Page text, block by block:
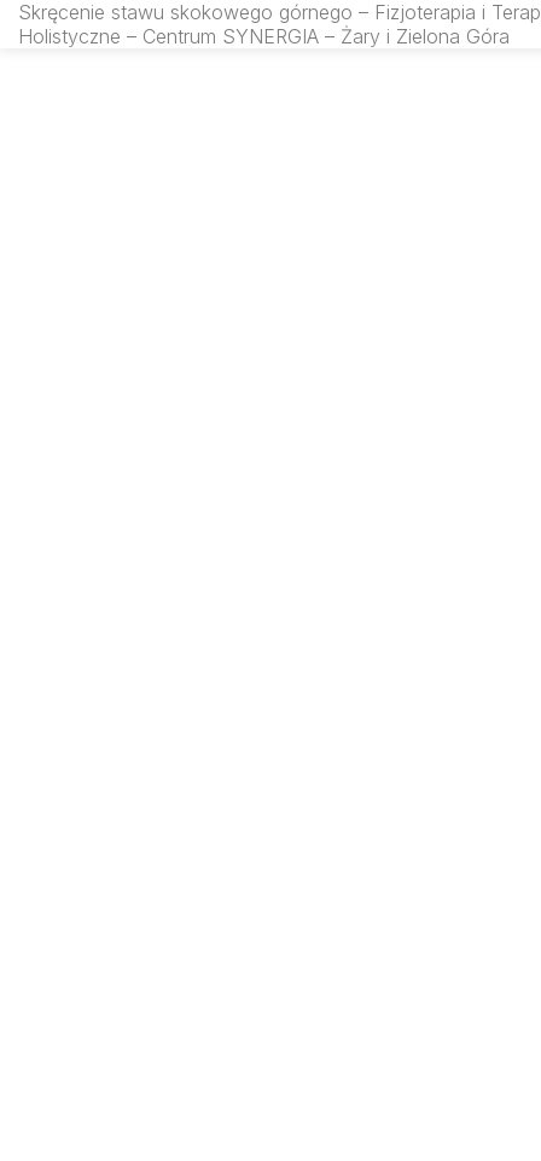
rfmsynergia.pl
Skręcenie stawu skokowego górnego – Fizjoterapia i
Holistyczne – Centrum SYNERGIA – Żary i Zielona Góra